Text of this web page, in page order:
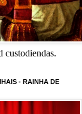
- RAINHA DE